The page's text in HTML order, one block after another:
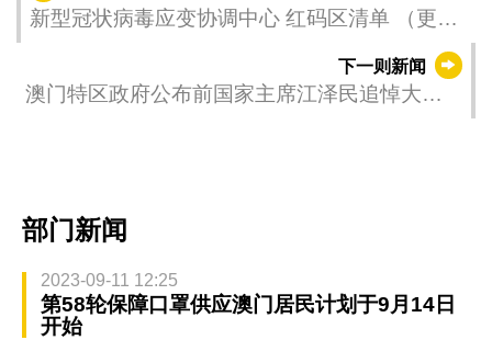
新型冠状病毒应变协调中心 红码区清单 （更新
下一则新闻
澳门特区政府公布前国家主席江泽民追悼大会
部门新闻
2023-09-11 12:25
第58轮保障口罩供应澳门居民计划于9月14日
开始